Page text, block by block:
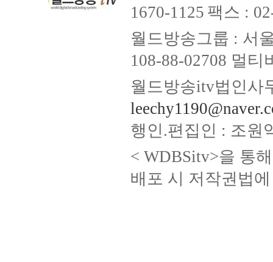
1670-1125 팩스 :
월드방송그룹 : 서
108-88-02708 멀
월드방송itv법인사
행인.편집인 : 조원
< WDBSitv>을 통
배포 시 저작권법